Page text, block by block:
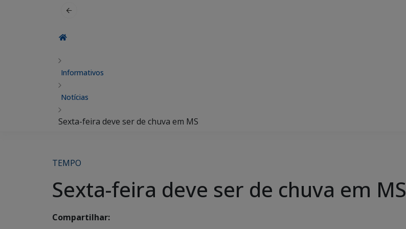
Informativos
Notícias
Sexta-feira deve ser de chuva em MS
TEMPO
Sexta-feira deve ser de chuva em MS
Compartilhar: